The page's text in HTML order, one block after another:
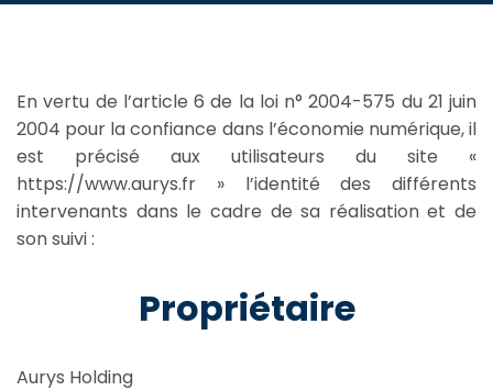
En vertu de l’article 6 de la loi n° 2004-575 du 21 juin
2004 pour la confiance dans l’économie numérique, il
est précisé aux utilisateurs du site «
https://www.aurys.fr » l’identité des différents
intervenants dans le cadre de sa réalisation et de
son suivi :
Propriétaire
Aurys Holding